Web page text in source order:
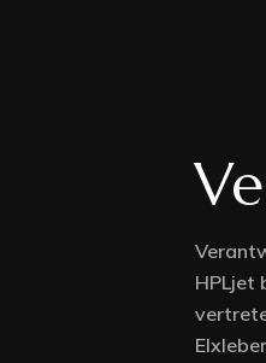
HPLjet